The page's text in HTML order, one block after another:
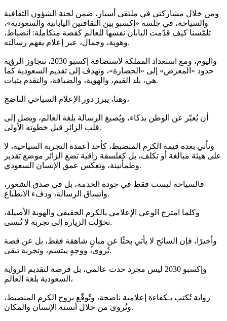
ومن خلال مشاركتي في ملتقى أسبار، ضمن لجنة الشؤون الثقافية
والسياحة، في جلسة «إكسبو بين الثقافتين اليابانية والسعودية»،
تلمّسنا كيف قدّمت اليابان نفسها للعالم كقصة متكاملة: انضباط،
وهوية، وجمال، عبر إعلام يفهم رسالته.
واليوم، ومع استعداد المملكة لاستضافة إكسبو 2030، تتجاوز الرؤية
حدود «المعرض» إلى «الحضارة»، وتهدف إلى تقديم السعودية كما
هي، بلد القيم، والهوية، والضيافة، والتقدم بثبات.
وهنا، يبرز دور الإعلام السياحي الناضج،
أن يُعبّر عن الوطن بذكاء، ويُصيغ الرسالة بلغة العالم، ويصل إلى
قلب الزائر قبل خطوته الأولى.
وتأتي بعده قيمة الكرم المنضبط، كأحد أعمدة التجربة السياحية، لا
على هيئة مبالغة أو تكلف، بل كفلسفة راقية تضع الزائر موضع تقدير
وطمأنينة، وتعكس عمق الإنسان السعودي.
فالسياحة ليست فقط في جودة الخدمة، بل في صدق الشعور،
واتساق الرسالة، ودفء الانطباع.
وكلما امتزج الوعي الإعلامي بالكرم الحقيقي والهوية الأصيلة،
تحوّلت الزيارة إلى تجربة لا تُنسى.
وأخيرًا، فإن السائح لا يأتي بحثًا عن مبانٍ شاهقة فقط، بل عن قصة
تُروى، ووجهٍ يبتسم، وتجربة تبقى.
وإكسبو 2030 ليس مجرد حدث عالمي، بل فرصة لتقديم الرواية
السعودية بلغة العالم،
رواية تُكتب بـكفاءة إعلامية ناضجة، وتُوقّع بروح الكرم المنضبط،
وتُروى من خلال أنسنة الإنسان والمكان.